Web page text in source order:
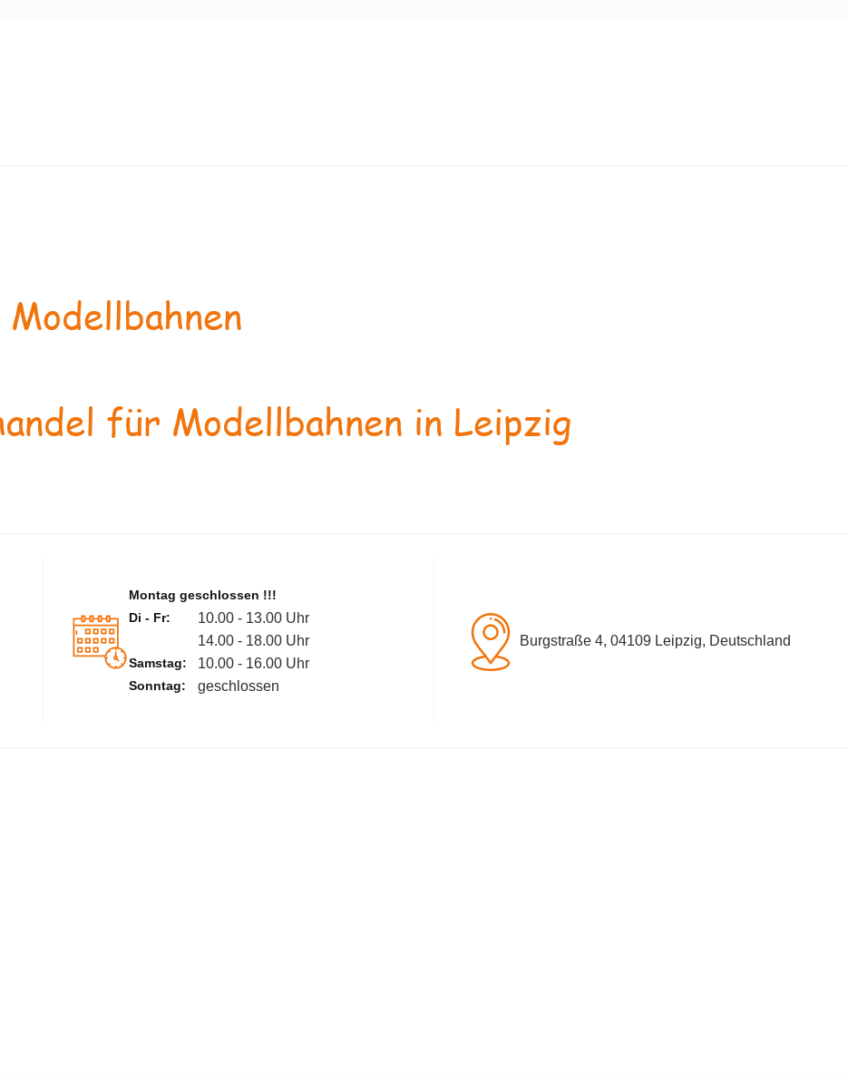
für Modellbahnen in Leipzig
Montag geschlossen !!!
Di - Fr:
10.00 - 13.00 Uhr
14.00 - 18.00 Uhr
Samstag: 10.00 - 16.00 Uhr
Sonntag: geschlossen
Burgstraße 4, 04109 Leipzig, Deutschland